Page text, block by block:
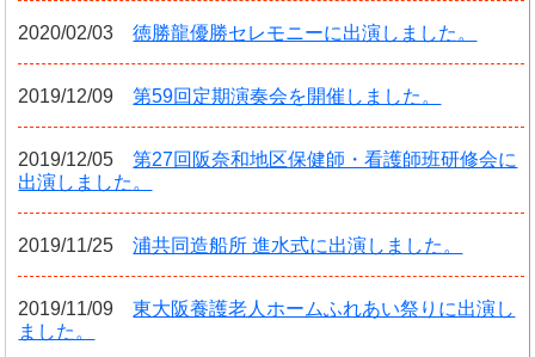
2020/02/03徳勝龍優勝セレモニーに出演しました。
2019/12/09第59回定期演奏会を開催しました。
2019/12/05第27回阪奈和地区保健師・看護師班研修会に
出演しました。
2019/11/25浦共同造船所 進水式に出演しました。
2019/11/09東大阪養護老人ホームふれあい祭りに出演し
ました。